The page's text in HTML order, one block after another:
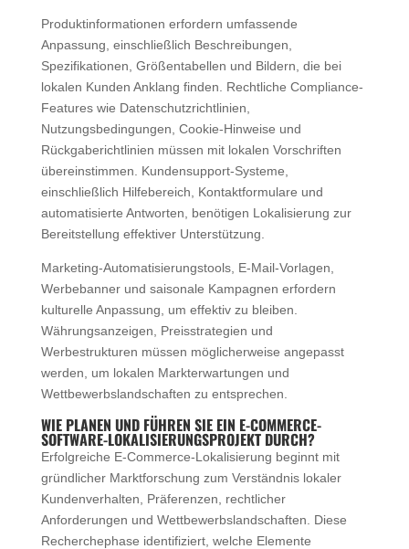
Produktinformationen erfordern umfassende
Anpassung, einschließlich Beschreibungen,
Spezifikationen, Größentabellen und Bildern, die bei
lokalen Kunden Anklang finden. Rechtliche Compliance-
Features wie Datenschutzrichtlinien,
Nutzungsbedingungen, Cookie-Hinweise und
Rückgaberichtlinien müssen mit lokalen Vorschriften
übereinstimmen. Kundensupport-Systeme,
einschließlich Hilfebereich, Kontaktformulare und
automatisierte Antworten, benötigen Lokalisierung zur
Bereitstellung effektiver Unterstützung.
Marketing-Automatisierungstools, E-Mail-Vorlagen,
Werbebanner und saisonale Kampagnen erfordern
kulturelle Anpassung, um effektiv zu bleiben.
Währungsanzeigen, Preisstrategien und
Werbestrukturen müssen möglicherweise angepasst
werden, um lokalen Markterwartungen und
Wettbewerbslandschaften zu entsprechen.
WIE PLANEN UND FÜHREN SIE EIN E-COMMERCE-
SOFTWARE-LOKALISIERUNGSPROJEKT DURCH?
Erfolgreiche E-Commerce-Lokalisierung beginnt mit
gründlicher Marktforschung zum Verständnis lokaler
Kundenverhalten, Präferenzen, rechtlicher
Anforderungen und Wettbewerbslandschaften. Diese
Recherchephase identifiziert, welche Elemente